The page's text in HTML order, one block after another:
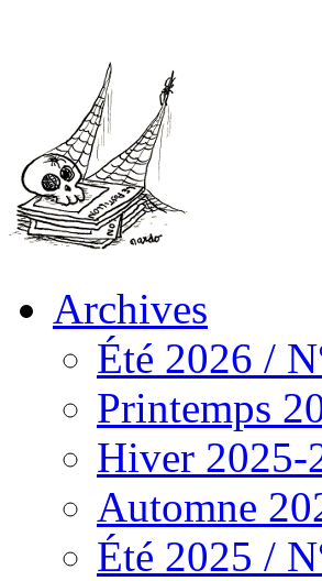
Archives
Été 2026 /
Printemps
Hiver 2025-
Automne
Été 2025 /